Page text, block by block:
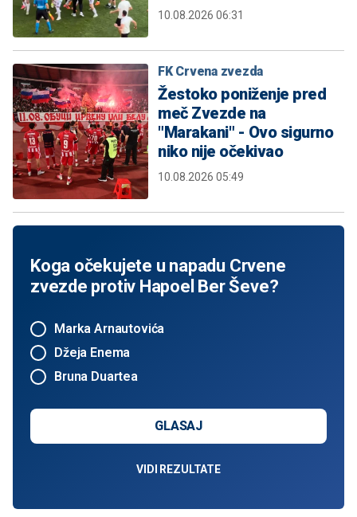
10.08.2026 06:31
FK Crvena zvezda
Žestoko poniženje pred
meč Zvezde na
"Marakani" - Ovo sigurno
niko nije očekivao
10.08.2026 05:49
Koga očekujete u napadu Crvene
zvezde protiv Hapoel Ber Ševe?
Marka Arnautovića
Džeja Enema
Bruna Duartea
GLASAJ
VIDI REZULTATE